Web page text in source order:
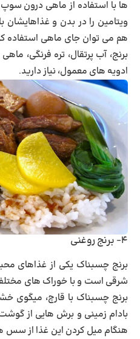
ها با استفاده از ماهی درون
ویتامین را در بدن و غذاهایشان
هم می توان جای ماهی استفاده
برنج، آب پرتقال، تره فرنگی،
ادویه های معمول، نیاز دارید.
۴- برنج روغنی
برنج چسبناک یکی از غذاهای
شرقی است و با خوراک های
برنج چسبناک با قارچ، میگوی
بادام زمینی و برش هایی از
هنگام میل کردن این غذا از سس